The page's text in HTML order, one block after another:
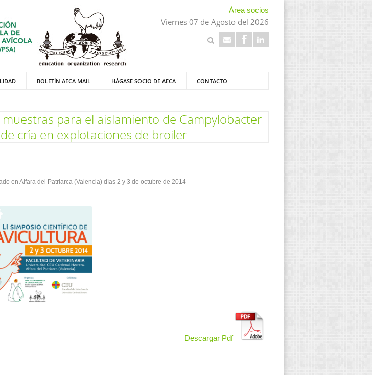
Área socios
Viernes 07 de Agosto del 2026
BOLETÍN AECA MAIL HÁGASE SOCIO DE AECA CONTACTO
para el aislamiento de Campylobacter
cría en explotaciones de broiler
en Alfara del Patriarca (Valencia) días 2 y 3 de octubre de 2014
Descargar Pdf